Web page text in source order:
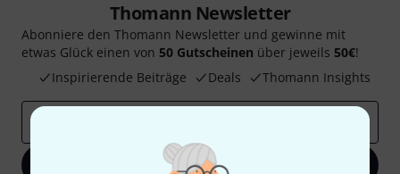
Thomann Newsletter
Abonniere den Thomann Newsletter und gewinne mit
etwas Glück einen von 50 Gutscheinen über jeweils 50€!
Inspirierende Beiträge
Deals Thomann Insights
Jetzt anmelden